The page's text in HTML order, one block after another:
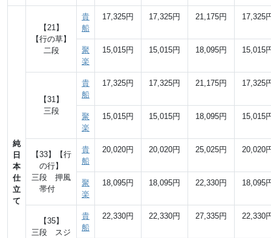
純
日
本
仕
立
て
【21】
【行の草】
二段
貴
船
17,325円 17,325円 21,175円 17,325
聚
楽
15,015円 15,015円 18,095円 15,015
【31】
三段
貴
船
17,325円 17,325円 21,175円 17,325
聚
楽
15,015円 15,015円 18,095円 15,015
【33】【行
の行】
三段 押風
帯付
貴
船
20,020円 20,020円 25,025円 20,020
聚
楽
18,095円 18,095円 22,330円 18,095
【35】
三段 スジ
貴
船
22,330円 22,330円 27,335円 22,330